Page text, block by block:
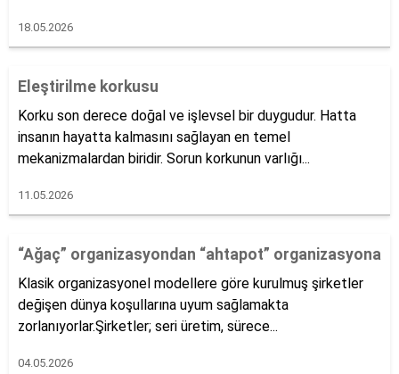
18.05.2026
Eleştirilme korkusu
Korku son derece doğal ve işlevsel bir duygudur. Hatta
insanın hayatta kalmasını sağlayan en temel
mekanizmalardan biridir. Sorun korkunun varlığı...
11.05.2026
“Ağaç” organizasyondan “ahtapot” organizasyona
Klasik organizasyonel modellere göre kurulmuş şirketler
değişen dünya koşullarına uyum sağlamakta
zorlanıyorlar.Şirketler; seri üretim, sürece...
04.05.2026